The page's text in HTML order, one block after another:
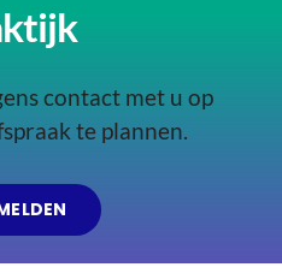
contact met u op
te plannen.